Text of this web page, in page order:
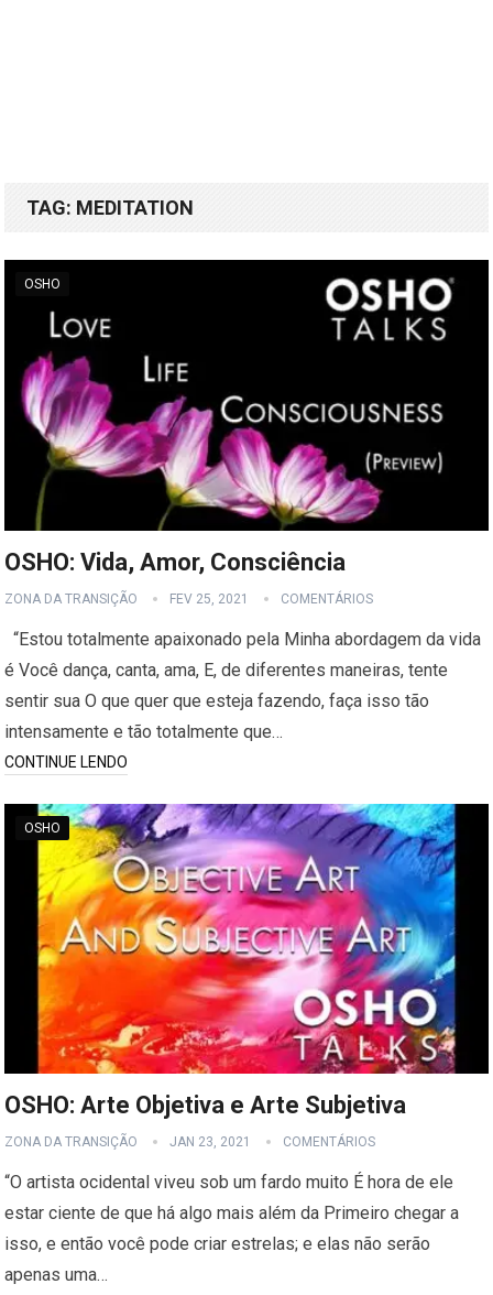
TAG: MEDITATION
OSHO
OSHO: Vida, Amor, Consciência
ZONA DA TRANSIÇÃO FEV 25, 2021 COMENTÁRIOS
“Estou totalmente apaixonado pela Minha abordagem da vida
é Você dança, canta, ama, E, de diferentes maneiras, tente
sentir sua O que quer que esteja fazendo, faça isso tão
intensamente e tão totalmente que…
CONTINUE LENDO
OSHO
OSHO: Arte Objetiva e Arte Subjetiva
ZONA DA TRANSIÇÃO JAN 23, 2021 COMENTÁRIOS
“O artista ocidental viveu sob um fardo muito É hora de ele
estar ciente de que há algo mais além da Primeiro chegar a
isso, e então você pode criar estrelas; e elas não serão
apenas uma…